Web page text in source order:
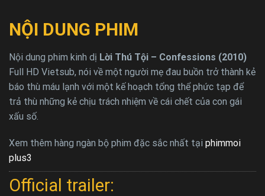
NỘI DUNG PHIM
Nội dung phim kinh dị Lời Thú Tội – Confessions (2010)
Full HD Vietsub, nói về một người mẹ đau buồn trở thành kẻ
báo thù máu lạnh với một kế hoạch tổng thể phức tạp để
trả thù những kẻ chịu trách nhiệm về cái chết của con gái
xấu số.
Xem thêm hàng ngàn bộ phim đặc sắc nhất tại phimmoi
plus3
Official trailer: